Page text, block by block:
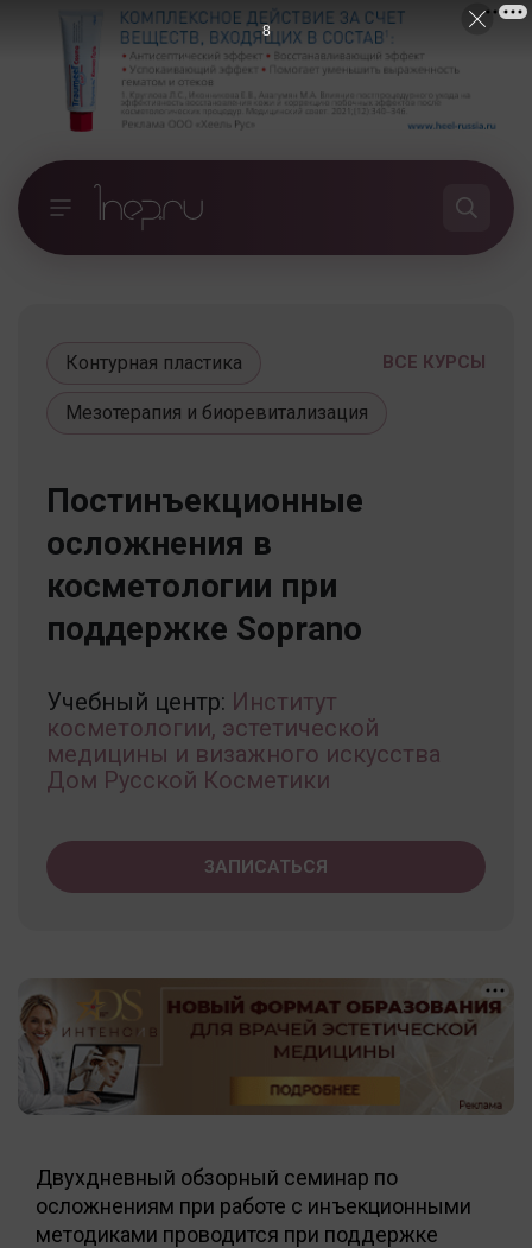
ВСЕ КУРСЫ
Контурная пластика
Мезотерапия и биоревитализация
Постинъекционные
осложнения в
косметологии при
поддержке Soprano
Учебный центр: Институт
косметологии, эстетической
медицины и визажного искусства
Дом Русской Косметики
ЗАПИСАТЬСЯ
Двухдневный обзорный семинар по
осложнениям при работе с инъекционными
методиками проводится при поддержке
7